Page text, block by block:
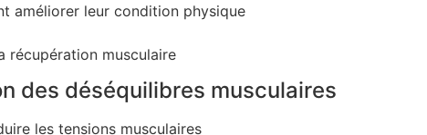
améliorer leur condition physique
récupération musculaire
des déséquilibres musculaires
les tensions musculaires